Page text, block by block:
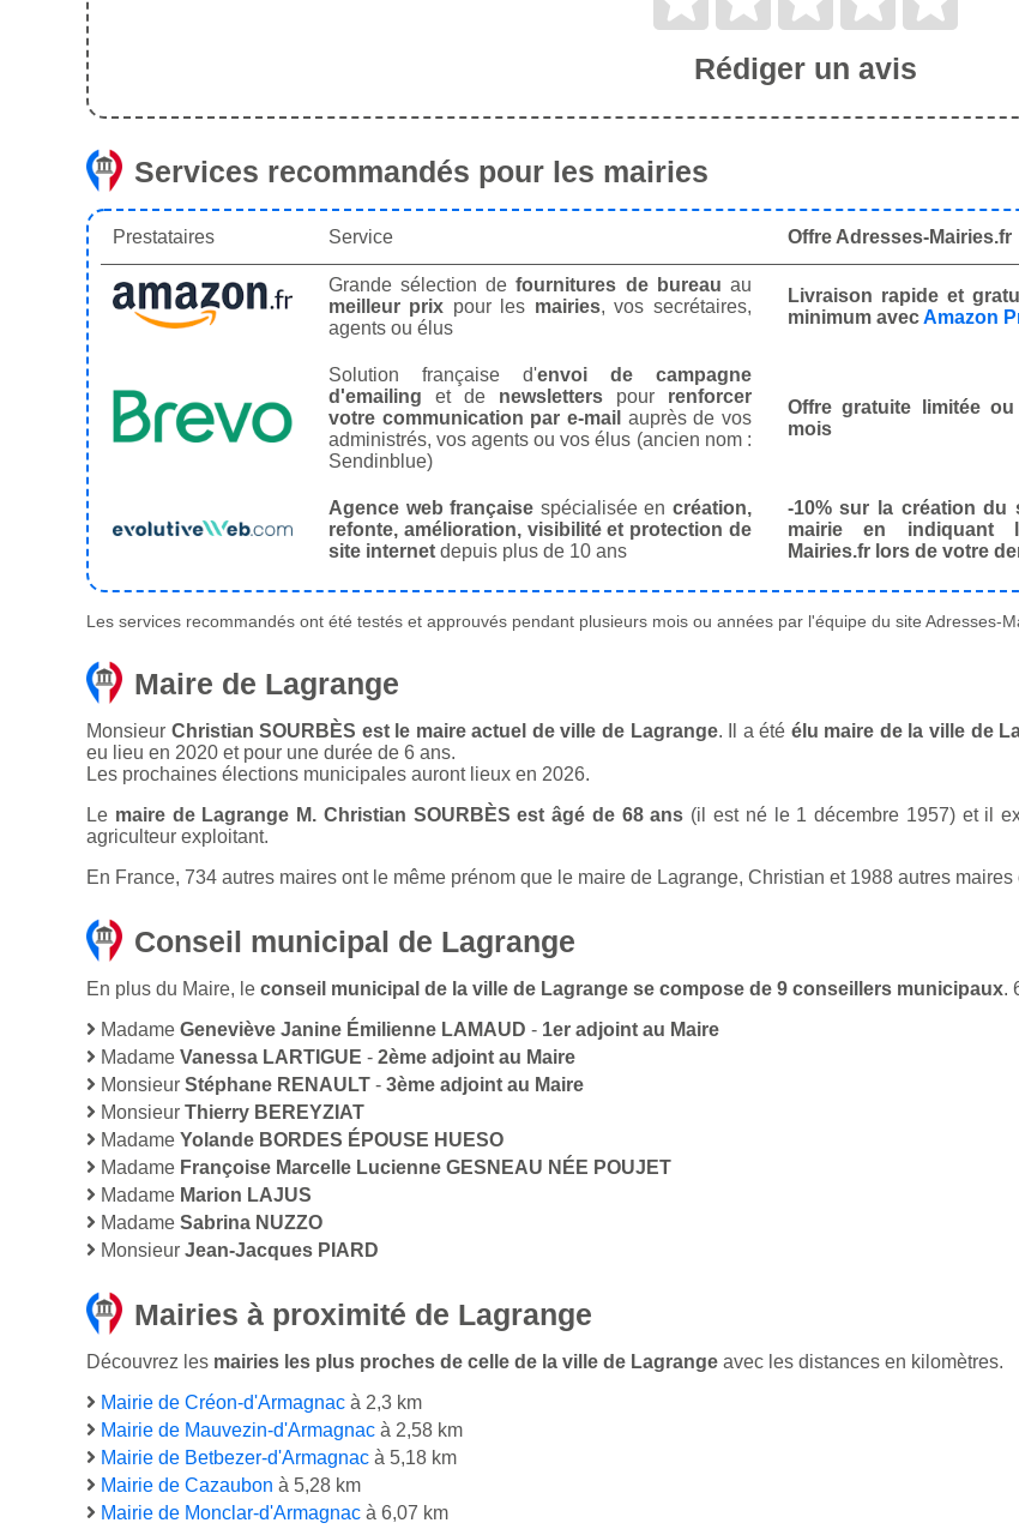
Rédiger un avis
Services recommandés pour les mairies
Prestataires Service Offre Adresses-Mairies.fr
Grande sélection defournitures de bureau au
meilleur prix pour les mairies, vos secrétaires,
agents ou élus
Livraison rapide et
minimum avecAmazon
Solution française d'envoi de campagne
d'emailing et de newsletterspour renforcer
votre communication par e-mail auprès de vos
administrés, vos agents ou vos élus (ancien nom :
Sendinblue)
Offre gratuite limitée
mois
Agence web française spécialisée en création,
refonte, amélioration, visibilité et protection de
site internet depuis plus de 10 ans
-10% sur la création du
mairie en indiquant
Mairies.fr lors de votre
Les services recommandés ont été testés et approuvés pendant plusieurs mois ou années par l'équipe du site Adresses-
Maire de Lagrange
Monsieur Christian SOURBÈS est le maire actuel de ville de Lagrange. Il a été élu maire de la ville de
eu lieu en 2020 et pour une durée de 6 ans.
Les prochaines élections municipales auront lieux en 2026.
Le maire de Lagrange M. Christian SOURBÈS est âgé de 68 ans (il est né le 1 décembre 1957) et il
agriculteur exploitant.
En France, 734 autres maires ont le même prénom que le maire de Lagrange, Christian et 1988 autres
Conseil municipal de Lagrange
En plus du Maire, le conseil municipal de la ville de Lagrange se compose de 9 conseillers municipaux.
Madame Geneviève Janine Émilienne LAMAUD - 1er adjoint au Maire
Madame Vanessa LARTIGUE - 2ème adjoint au Maire
Monsieur Stéphane RENAULT - 3ème adjoint au Maire
Monsieur Thierry BEREYZIAT
Madame Yolande BORDES ÉPOUSE HUESO
Madame Françoise Marcelle Lucienne GESNEAU NÉE POUJET
Madame Marion LAJUS
Madame Sabrina NUZZO
Monsieur Jean-Jacques PIARD
Mairies à proximité de Lagrange
Découvrez les mairies les plus proches de celle de la ville de Lagrange avec les distances en kilomètres.
Mairie de Créon-d'Armagnac à 2,3 km
Mairie de Mauvezin-d'Armagnac à 2,58 km
Mairie de Betbezer-d'Armagnac à 5,18 km
Mairie de Cazaubon à 5,28 km
Mairie de Monclar-d'Armagnac à 6,07 km